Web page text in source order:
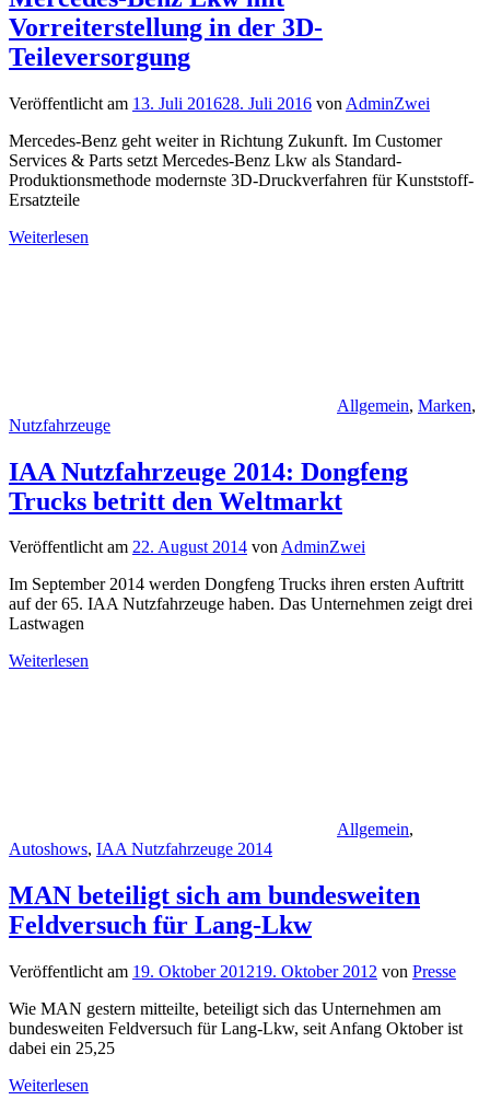
Vorreiterstellung in der 3D-
Teileversorgung
Veröffentlicht am 13. Juli 201628. Juli 2016 von AdminZwei
Mercedes-Benz geht weiter in Richtung Zukunft. Im Customer
Services & Parts setzt Mercedes-Benz Lkw als Standard-
Produktionsmethode modernste 3D-Druckverfahren für Kunststoff-
Ersatzteile
Weiterlesen
Allgemein, Marken,
Nutzfahrzeuge
IAA Nutzfahrzeuge 2014: Dongfeng
Trucks betritt den Weltmarkt
Veröffentlicht am 22. August 2014 vonAdminZwei
Im September 2014 werden Dongfeng Trucks ihren ersten Auftritt
auf der 65. IAA Nutzfahrzeuge haben. Das Unternehmen zeigt drei
Lastwagen
Weiterlesen
Allgemein,
Autoshows, IAA Nutzfahrzeuge 2014
MAN beteiligt sich am bundesweiten
Feldversuch für Lang-Lkw
Veröffentlicht am 19. Oktober 201219. Oktober 2012 von Presse
Wie MAN gestern mitteilte, beteiligt sich das Unternehmen am
bundesweiten Feldversuch für Lang-Lkw, seit Anfang Oktober ist
dabei ein 25,25
Weiterlesen